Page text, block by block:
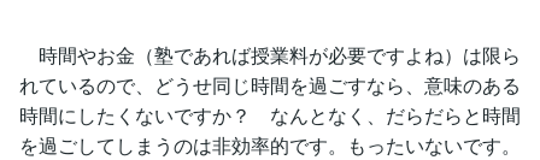
時間やお金（塾であれば授業料が必要ですよね）は限ら
れているので、どうせ同じ時間を過ごすなら、意味のある
時間にしたくないですか？ なんとなく、だらだらと時間
を過ごしてしまうのは非効率的です。もったいないです。